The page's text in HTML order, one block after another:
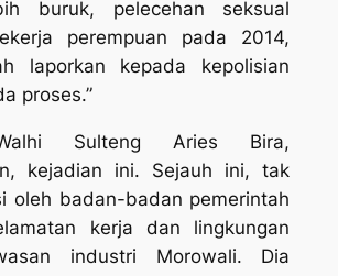
buruk, pelecehan seksual
perempuan pada 2014,
laporkan kepada kepolisian
proses.”
Sulteng Aries Bira,
kejadian ini. Sejauh ini, tak
oleh badan-badan pemerintah
kerja dan lingkungan
industri Morowali. Dia